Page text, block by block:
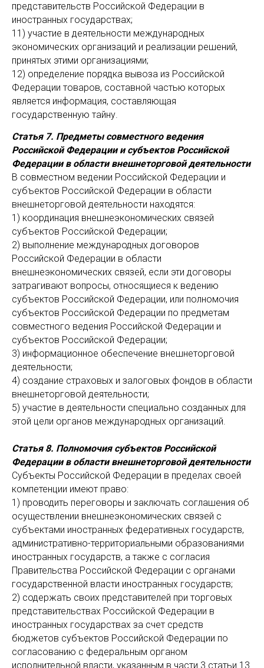
представительств Российской Федерации в
иностранных государствах;
11) участие в деятельности международных
экономических организаций и реализации решений,
принятых этими организациями;
12) определение порядка вывоза из Российской
Федерации товаров, составной частью которых
является информация, составляющая
государственную тайну.
Статья 7. Предметы совместного ведения
Российской Федерации и субъектов Российской
Федерации в области внешнеторговой деятельности
В совместном ведении Российской Федерации и
субъектов Российской Федерации в области
внешнеторговой деятельности находятся:
1) координация внешнеэкономических связей
субъектов Российской Федерации;
2) выполнение международных договоров
Российской Федерации в области
внешнеэкономических связей, если эти договоры
затрагивают вопросы, относящиеся к ведению
субъектов Российской Федерации, или полномочия
субъектов Российской Федерации по предметам
совместного ведения Российской Федерации и
субъектов Российской Федерации;
3) информационное обеспечение внешнеторговой
деятельности;
4) создание страховых и залоговых фондов в области
внешнеторговой деятельности;
5) участие в деятельности специально созданных для
этой цели органов международных организаций.
Статья 8. Полномочия субъектов Российской
Федерации в области внешнеторговой деятельности
Субъекты Российской Федерации в пределах своей
компетенции имеют право:
1) проводить переговоры и заключать соглашения об
осуществлении внешнеэкономических связей с
субъектами иностранных федеративных государств,
административно-территориальными образованиями
иностранных государств, а также с согласия
Правительства Российской Федерации с органами
государственной власти иностранных государств;
2) содержать своих представителей при торговых
представительствах Российской Федерации в
иностранных государствах за счет средств
бюджетов субъектов Российской Федерации по
согласованию с федеральным органом
исполнительной власти, указанным в части 3 статьи 13